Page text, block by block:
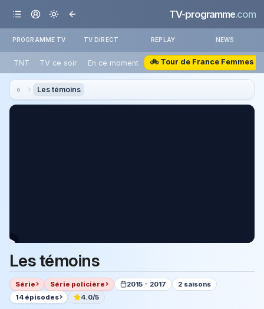
TV-programme.com
PROGRAMME TV TV DIRECT REPLAY NEWS
TNT TV ce soir En ce moment 🚲 Tour de France Femmes
Les témoins
Les témoins
Série Série policière 2015 - 2017
2 saisons
14 épisodes
4.0/5